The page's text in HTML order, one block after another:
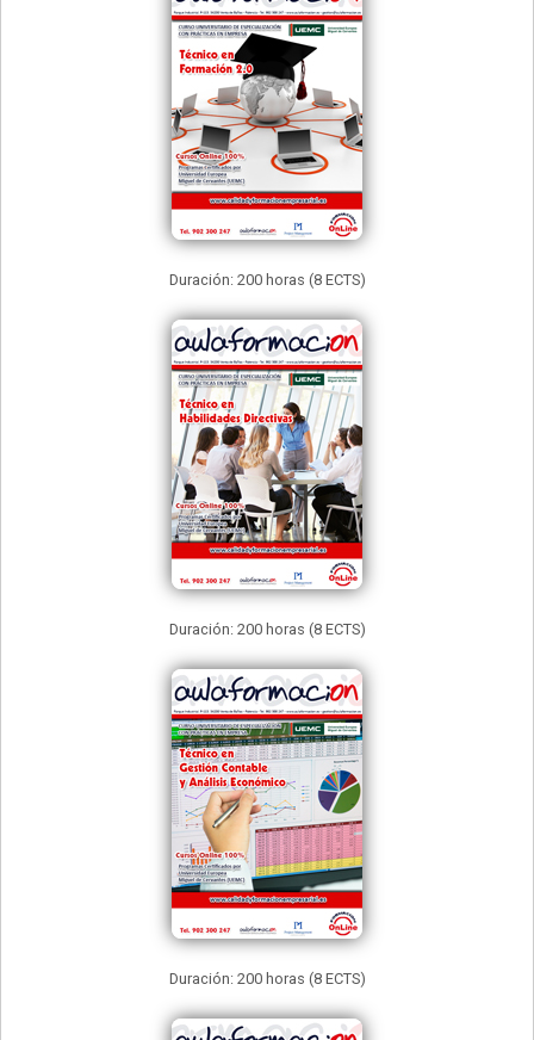
Duración: 200 horas (8 ECTS)
Duración: 200 horas (8 ECTS)
Duración: 200 horas (8 ECTS)